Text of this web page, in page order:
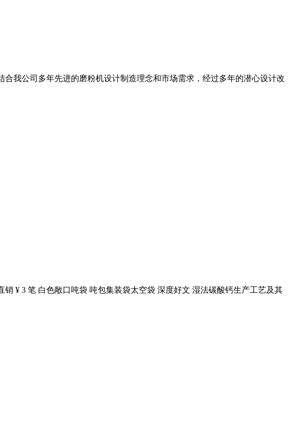
我公司多年先进的磨粉机设计制造理念和市场需求，经过多年的潜心设计改
¥ 3 笔 白色敞口吨袋 吨包集装袋太空袋 深度好文 湿法碳酸钙生产工艺及其